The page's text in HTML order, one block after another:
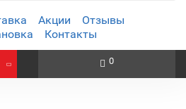
Акции
Отзывы
Контакты
0